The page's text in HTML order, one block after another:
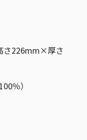
226mm×厚さ
％）